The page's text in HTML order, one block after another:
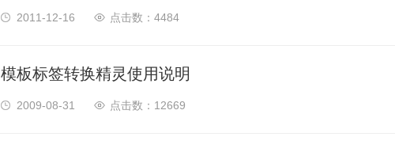
2011-12-16 4484
模板标签转换精灵使用说明
2009-08-31 12669